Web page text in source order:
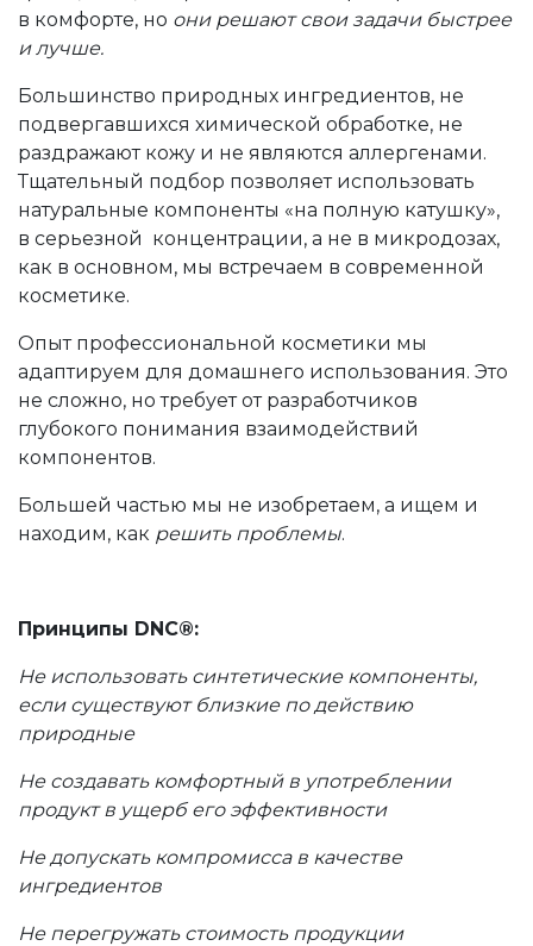
в комфорте, но они решают свои задачи быстрее
и лучше.
Большинство природных ингредиентов, не
подвергавшихся химической обработке, не
раздражают кожу и не являются аллергенами.
Тщательный подбор позволяет использовать
натуральные компоненты «на полную катушку»,
в серьезной концентрации, а не в микродозах,
как в основном, мы встречаем в современной
косметике.
Опыт профессиональной косметики мы
адаптируем для домашнего использования. Это
не сложно, но требует от разработчиков
глубокого понимания взаимодействий
компонентов.
Большей частью мы не изобретаем, а ищем и
находим, как решить проблемы.
Принципы DNC®:
Не использовать синтетические компоненты,
если существуют близкие по действию
природные
Не создавать комфортный в употреблении
продукт в ущерб его эффективности
Не допускать компромисса в качестве
ингредиентов
Не перегружать стоимость продукции